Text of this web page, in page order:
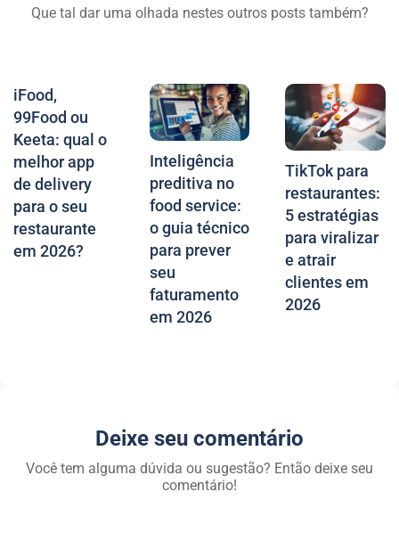
Que tal dar uma olhada nestes outros posts também?
iFood,
99Food ou
Keeta: qual o
melhor app
de delivery
para o seu
restaurante
em 2026?
Inteligência
preditiva no
food service:
o guia técnico
para prever
seu
faturamento
em 2026
TikTok para
restaurantes:
5 estratégias
para viralizar
e atrair
clientes em
2026
Deixe seu comentário
Você tem alguma dúvida ou sugestão? Então deixe seu
comentário!